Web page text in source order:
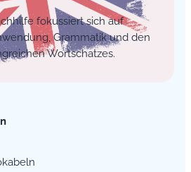
fokussiert sich auf
Grammatik und den
Wortschatzes.